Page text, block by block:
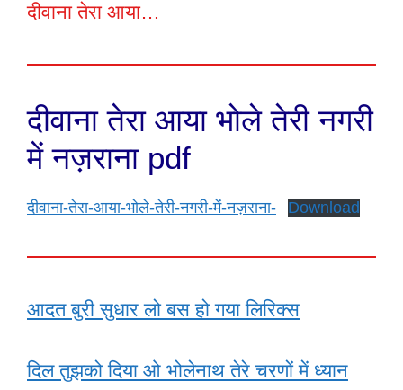
दीवाना तेरा आया…
दीवाना तेरा आया भोले तेरी नगरी
में नज़राना pdf
दीवाना-तेरा-आया-भोले-तेरी-नगरी-में-नज़राना- Download
आदत बुरी सुधार लो बस हो गया लिरिक्स
दिल तुझको दिया ओ भोलेनाथ तेरे चरणों में ध्यान